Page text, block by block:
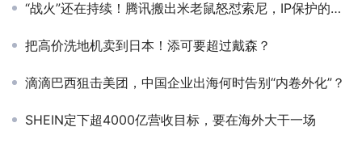
“战火”还在持续！腾讯搬出米老鼠怒怼索尼，IP保护的边界到底该如何界定？开发者如何维权？
把高价洗地机卖到日本！添可要超过戴森？
滴滴巴西狙击美团，中国企业出海何时告别“内卷外化”？
SHEIN定下超4000亿营收目标，要在海外大干一场